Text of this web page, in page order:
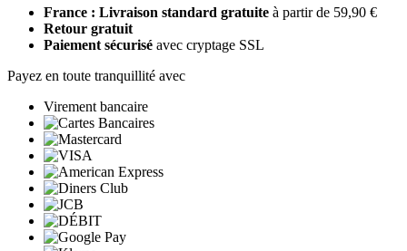
France : Livraison standard gratuite à partir de 59,90 €
Retour gratuit
Paiement sécurisé avec cryptage SSL
Payez en toute tranquillité avec
Virement bancaire